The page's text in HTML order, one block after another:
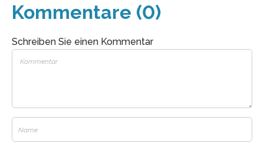
Kommentare (0)
Schreiben Sie einen Kommentar